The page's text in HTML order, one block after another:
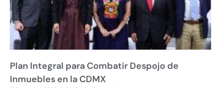
Plan Integral para Combatir Despojo de
Inmuebles en la CDMX